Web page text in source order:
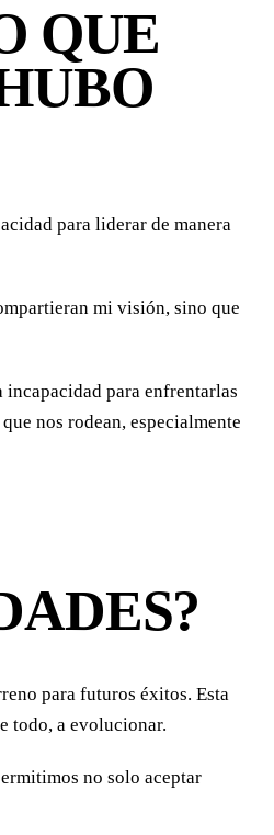
QUE
para liderar de manera
mi visión, sino que
incapacidad para enfrentarlas
nos rodean, especialmente
para futuros éxitos. Esta
todo, a evolucionar.
no solo aceptar